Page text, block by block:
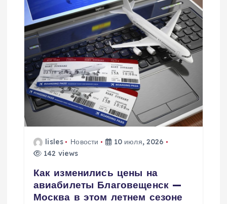
lisles Новости
10 июля, 2026
142 views
Как изменились цены на
авиабилеты Благовещенск —
Москва в этом летнем сезоне